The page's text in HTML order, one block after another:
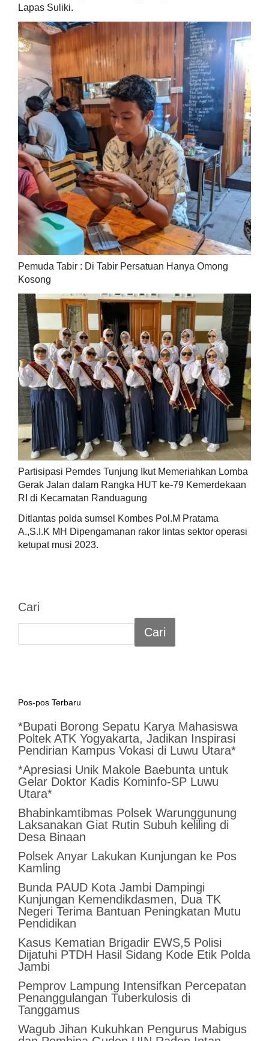
Lapas Suliki.
Pemuda Tabir : Di Tabir Persatuan Hanya Omong
Kosong
Partisipasi Pemdes Tunjung Ikut Memeriahkan Lomba
Gerak Jalan dalam Rangka HUT ke-79 Kemerdekaan
RI di Kecamatan Randuagung
Ditlantas polda sumsel Kombes Pol.M Pratama
A.,S.I.K MH Dipengamanan rakor lintas sektor operasi
ketupat musi 2023.
Cari
Cari
Pos-pos Terbaru
*Bupati Borong Sepatu Karya Mahasiswa
Poltek ATK Yogyakarta, Jadikan Inspirasi
Pendirian Kampus Vokasi di Luwu Utara*
*Apresiasi Unik Makole Baebunta untuk
Gelar Doktor Kadis Kominfo-SP Luwu
Utara*
Bhabinkamtibmas Polsek Warunggunung
Laksanakan Giat Rutin Subuh keliling di
Desa Binaan
Polsek Anyar Lakukan Kunjungan ke Pos
Kamling
Bunda PAUD Kota Jambi Dampingi
Kunjungan Kemendikdasmen, Dua TK
Negeri Terima Bantuan Peningkatan Mutu
Pendidikan
Kasus Kematian Brigadir EWS,5 Polisi
Dijatuhi PTDH Hasil Sidang Kode Etik Polda
Jambi
Pemprov Lampung Intensifkan Percepatan
Penanggulangan Tuberkulosis di
Tanggamus
Wagub Jihan Kukuhkan Pengurus Mabigus